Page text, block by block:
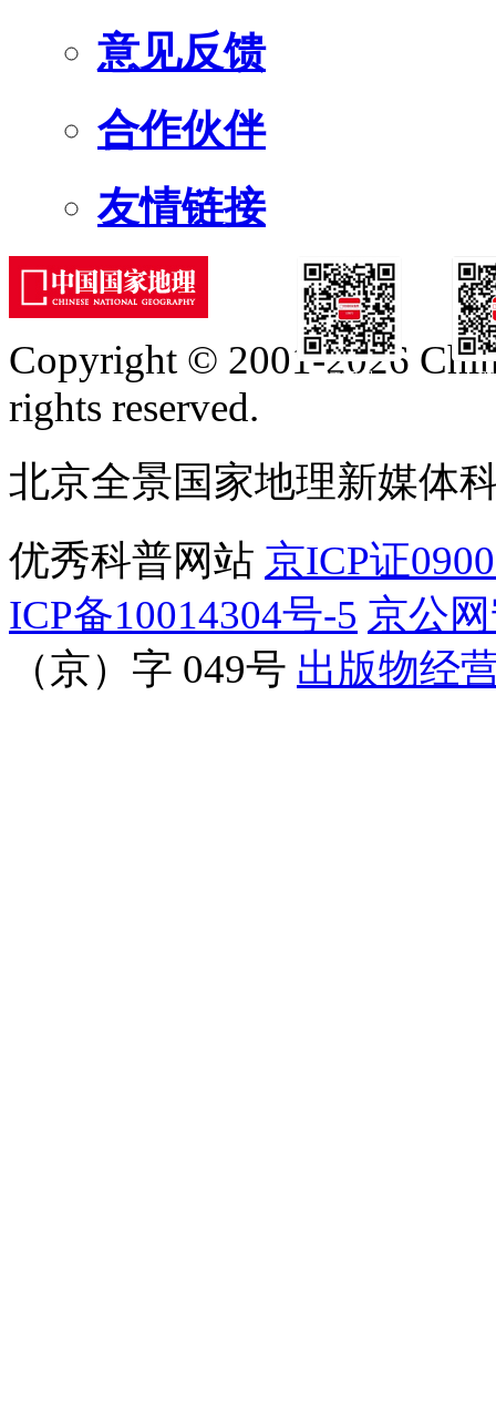
意见反馈
合作伙伴
友情链接
订阅号
Copyright © 2001-2026
rights reserved.
北京全景国家地理新媒体
优秀科普网站 京ICP证
ICP备10014304号-5 京公
（京）字 049号 出版物经